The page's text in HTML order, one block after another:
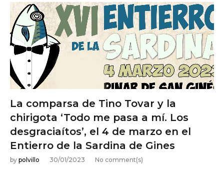
e
s
:
e
n
e
r
o
2
0
2
3
NOTICIAS DE ACTUALIDAD
La comparsa de Tino Tovar y la
chirigota ‘Todo me pasa a mí. Los
desgraciaítos’, el 4 de marzo en el
Entierro de la Sardina de Gines
30/01/2023
by polvillo No comment(s)